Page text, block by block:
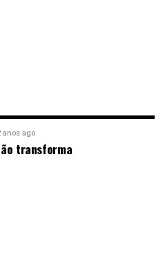
anos ago
transforma